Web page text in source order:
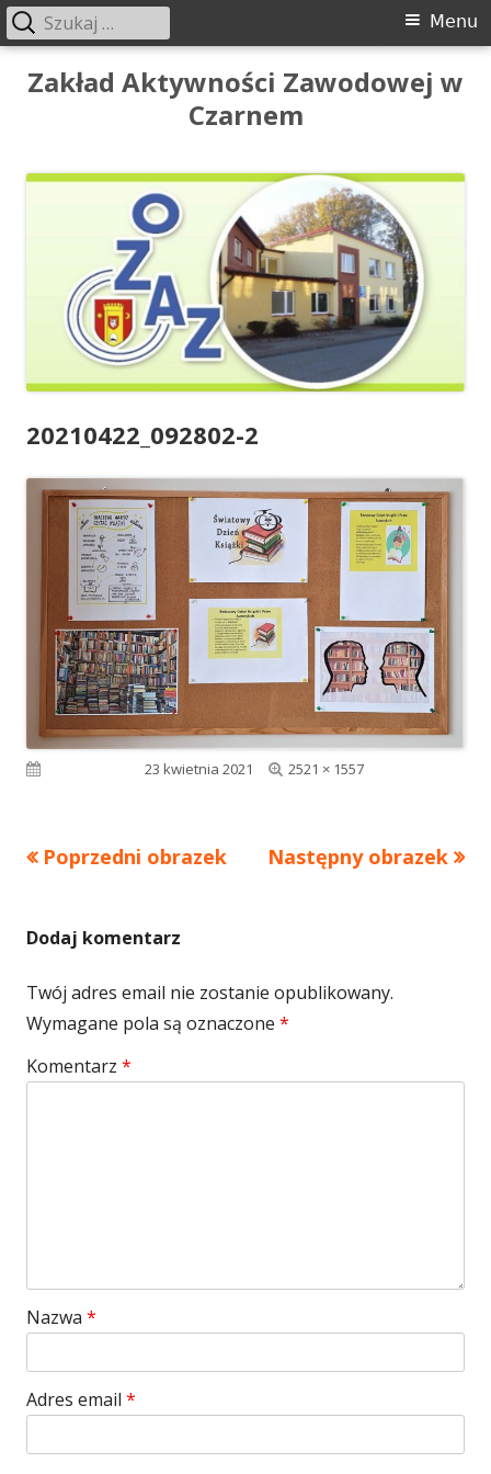
Przeskocz
Zakład Aktywności Zawodowej w
Czarnem
Menu
główne
Menu
Szukaj:
20210422_092802-2
Opublikowano23 kwietnia 2021
Pełny
2521 × 1557
Poprzedni obrazek Następny obrazek
Dodaj komentarz
Twój adres email nie zostanie opublikowany.
Wymagane pola są oznaczone *
Komentarz *
Nazwa *
Adres email *